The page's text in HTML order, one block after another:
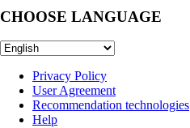
CHOOSE LANGUAGE
Privacy Policy
User Agreement
Recommendation technologies
Help